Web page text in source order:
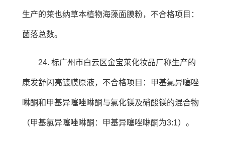
生产的莱也纳草本植物海藻面膜粉，不合格项目：
菌落总数。
24. 标广州市白云区金宝莱化妆品厂称生产的
康发舒闪亮镀膜原液，不合格项目：甲基氯异噻唑
啉酮和甲基异噻唑啉酮与氯化镁及硝酸镁的混合物
（甲基氯异噻唑啉酮：甲基异噻唑啉酮为3:1）。